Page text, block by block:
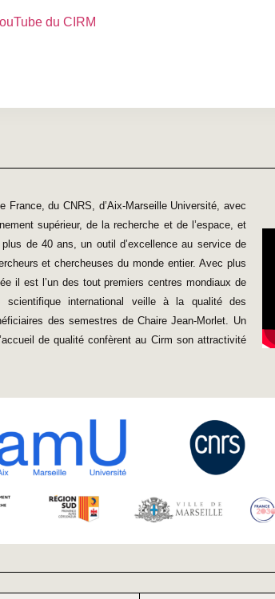
du CIRM
du CNRS, d’Aix-Marseille Université, avec
supérieur, de la recherche et de l’espace, et
de 40 ans, un outil d’excellence au service de
et chercheuses du monde entier. Avec plus
il est l’un des tout premiers centres mondiaux de
scientifique international veille à la qualité des
des semestres de Chaire Jean-Morlet. Un
de qualité confèrent au Cirm son attractivité